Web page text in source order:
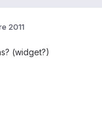
2011
(widget?)